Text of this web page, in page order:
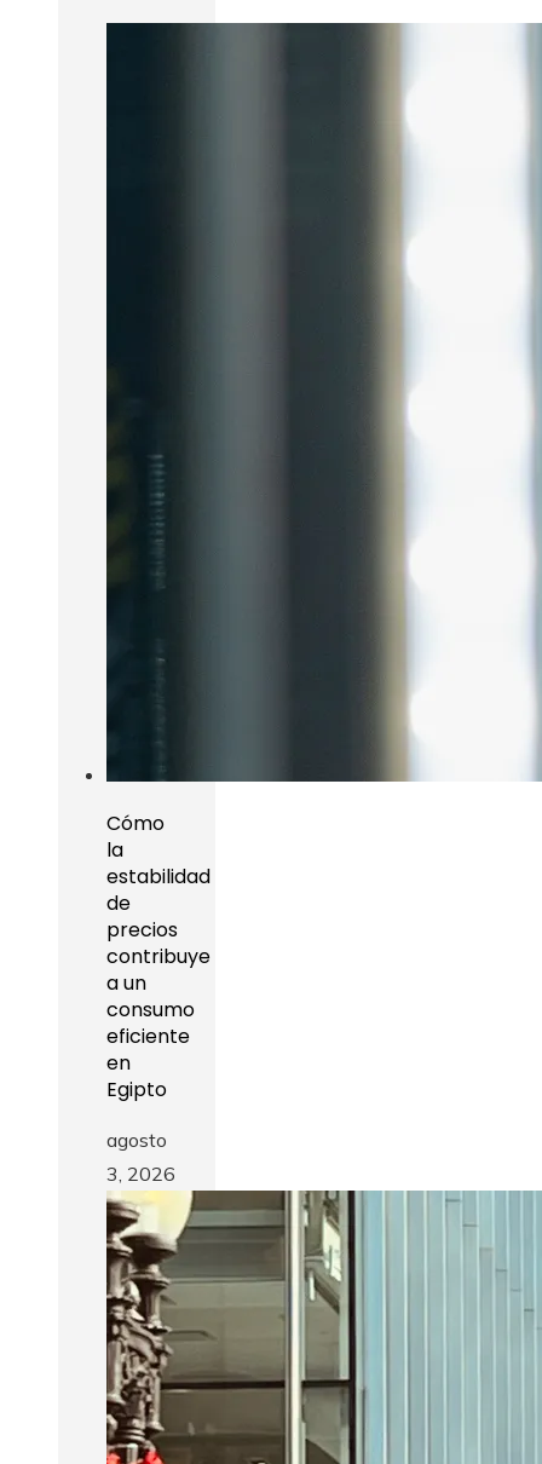
Cómo
la
estabilidad
de
precios
contribuye
a un
consumo
eficiente
en
Egipto
agosto
3, 2026